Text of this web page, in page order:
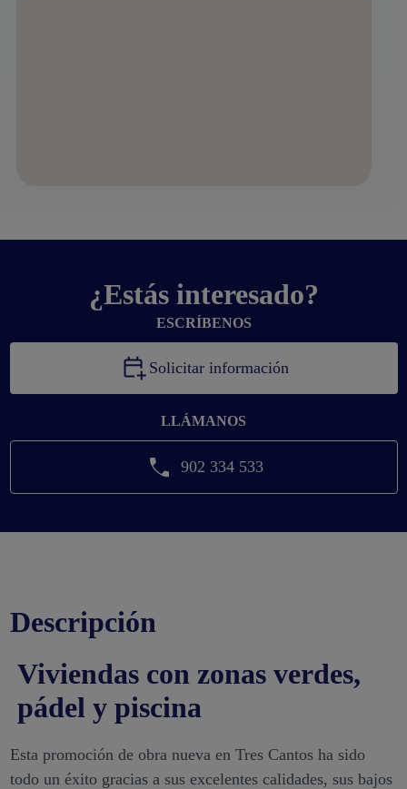
¿Estás interesado?
ESCRÍBENOS
Solicitar información
LLÁMANOS
902 334 533
Descripción
Viviendas con zonas verdes,
pádel y piscina
Esta promoción de obra nueva en Tres Cantos ha sido
todo un éxito gracias a sus excelentes calidades, sus bajos